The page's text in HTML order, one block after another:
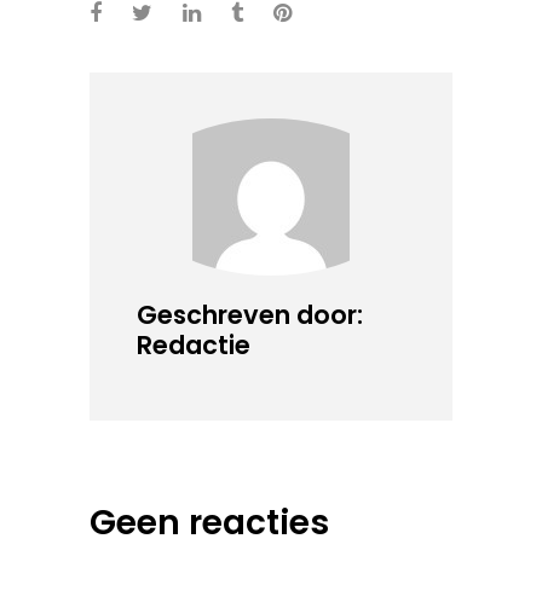
Geschreven door:
Redactie
Geen reacties